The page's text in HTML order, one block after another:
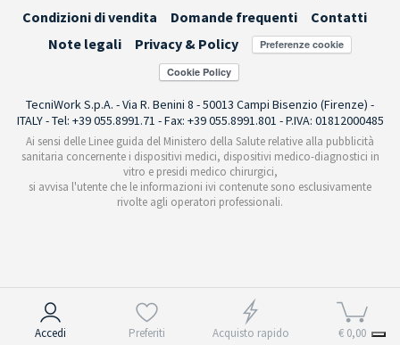
Accedi Preferiti Acquisto rapido € 0,00
Condizioni di vendita
Domande frequenti
Contatti
Note legali
Privacy & Policy Preferenze cookie
TecniWork S.p.A. - Via R. Benini 8 - 50013 Campi Bisenzio (Firenze) -
ITALY - Tel: +39 055.8991.71 - Fax: +39 055.8991.801 - P.IVA: 01812000485
Ai sensi delle Linee guida del Ministero della Salute relative alla pubblicità
sanitaria concernente i dispositivi medici, dispositivi medico-diagnostici in
vitro e presidi medico chirurgici,
si avvisa l'utente che le informazioni ivi contenute sono esclusivamente
rivolte agli operatori professionali.
Informativa sulla raccolta